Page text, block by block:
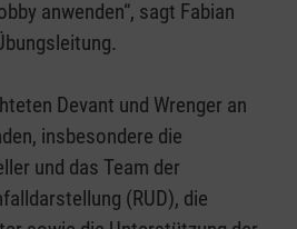
anwenden“, sagt Fabian
Devant und Wrenger an
insbesondere die
und das Team der
(RUD), die